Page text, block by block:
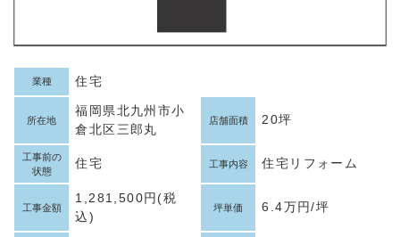
業種 住宅
所在地
福岡県北九州市小
倉北区三郎丸
店舗面積 20坪
工事前の
状態
住宅 工事内容 住宅リフォーム
工事金額
1,281,500円(税
込)
坪単価 6.4万円/坪